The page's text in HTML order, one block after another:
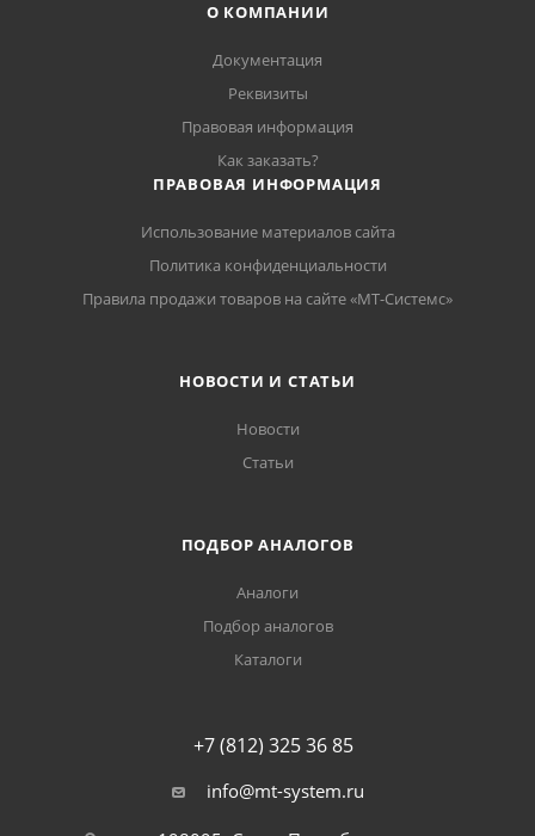
О КОМПАНИИ
Документация
Реквизиты
Правовая информация
Как заказать?
ПРАВОВАЯ ИНФОРМАЦИЯ
Использование материалов сайта
Политика конфиденциальности
Правила продажи товаров на сайте «МТ-Системс»
НОВОСТИ И СТАТЬИ
Новости
Статьи
ПОДБОР АНАЛОГОВ
Аналоги
Подбор аналогов
Каталоги
+7 (812) 325 36 85
info@mt-system.ru